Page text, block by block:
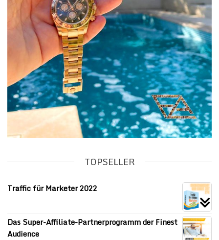
TOPSELLER
Traffic für Marketer 2022
Das Super-Affiliate-Partnerprogramm der Finest
Audience